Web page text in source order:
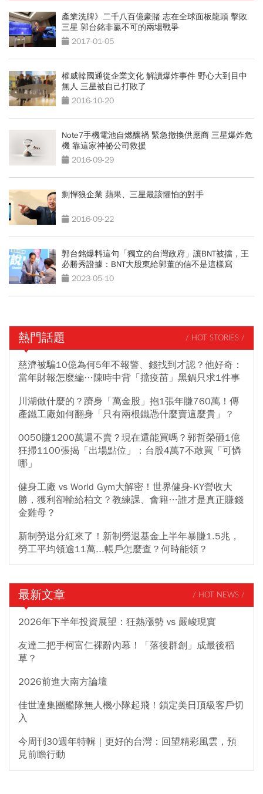
產業洗牌》二千八百億豪賭 志在全球面板龍頭 擊敗
三星 郭台銘非贏不可的兩場戰爭
2017-01-05
權威韓國通從企業文化 解讀爆炸事件 野心大到目中
無人 三星被自己打敗了
2016-10-20
Note7手機電池自燃釀禍 緊急撤換供應商 三星爆炸危
機 靠這家神祕公司救援
2016-09-29
剽悍狼企業 蘋果、三星最該懼怕的對手
2016-09-22
郭台銘爆料這句「獨立的台灣政府」讓BNT被擋，王
必勝秀證據：BNT大股東給郭董的信不是這樣寫
2023-05-10
熱門話題 / HOT STORIES /
慈濟被騙10億為何5年不報警、錢找到才認？他好奇：
當年財報怎麼編…陳時中背「擋疫苗」黑鍋只求1件事
川湖做什麼的？躋身「萬金股」抱1張年賺760萬！傳
產鐵工廠如何翻身「只有兩根鐵憑什麼賣這麼貴」？
0050賺1200萬還不賣？現在還能買嗎？郭哲榮砸1億
狂掃1100張揭「出場點位」：台股4萬7不敢買「可憐
哪」
健身工廠 vs World Gym大解密！世界健身-KY營收大
勝，獲利卻輸給柏文？教練課、會籍…誰才是真正賺錢
金雞母？
新制勞退分紅來了！新制勞退基金上半年暴賺1.5兆，
勞工平均領逾11萬...帳戶怎麼查？何時能領？
最新文章 / HOT NEWS /
2026年下半年投資展望：狂熱漲勢 vs 嚴峻現實
友達二把手柯富仁裸辭內幕！「落後群創」成最後稻
草？
2026前進大南方論壇
佳世達集團艦隊無人機小隊起飛！鎖定美日頂級客戶切
入
今周刊30週年特輯｜更好的台灣：回望精彩風雲，預
見前瞻行動